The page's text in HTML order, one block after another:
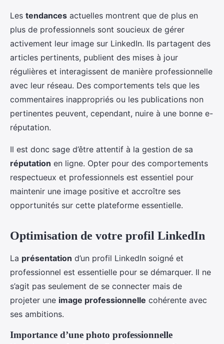
Les tendances actuelles montrent que de plus en
plus de professionnels sont soucieux de gérer
activement leur image sur LinkedIn. Ils partagent des
articles pertinents, publient des mises à jour
régulières et interagissent de manière professionnelle
avec leur réseau. Des comportements tels que les
commentaires inappropriés ou les publications non
pertinentes peuvent, cependant, nuire à une bonne e-
réputation.
Il est donc sage d’être attentif à la gestion de sa
réputation en ligne. Opter pour des comportements
respectueux et professionnels est essentiel pour
maintenir une image positive et accroître ses
opportunités sur cette plateforme essentielle.
Optimisation de votre profil LinkedIn
La présentation d’un profil LinkedIn soigné et
professionnel est essentielle pour se démarquer. Il ne
s’agit pas seulement de se connecter mais de
projeter une image professionnelle cohérente avec
ses ambitions.
Importance d’une photo professionnelle